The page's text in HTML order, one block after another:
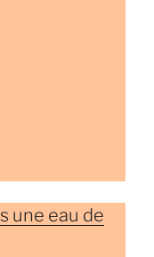
une eau de